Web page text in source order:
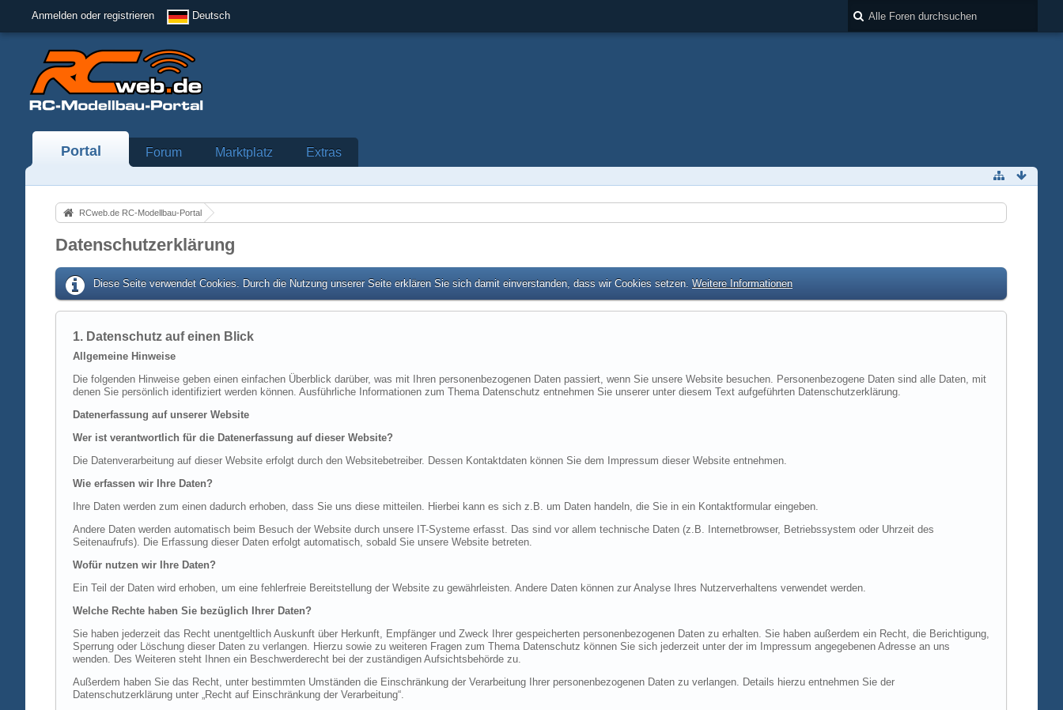
Anmelden oder registrieren Deutsch
Portal Forum Marktplatz Extras
RCweb.de RC-Modellbau-Portal
Datenschutzerklärung
Diese Seite verwendet Cookies. Durch die Nutzung unserer Seite erklären Sie sich damit einverstanden, dass wir Cookies setzen. Weitere Informationen
1. Datenschutz auf einen Blick
Allgemeine Hinweise
Die folgenden Hinweise geben einen einfachen Überblick darüber, was mit Ihren personenbezogenen Daten passiert, wenn Sie unsere Website besuchen. Personenbezogene Daten sind alle Daten, mit
denen Sie persönlich identifiziert werden können. Ausführliche Informationen zum Thema Datenschutz entnehmen Sie unserer unter diesem Text aufgeführten Datenschutzerklärung.
Datenerfassung auf unserer Website
Wer ist verantwortlich für die Datenerfassung auf dieser Website?
Die Datenverarbeitung auf dieser Website erfolgt durch den Websitebetreiber. Dessen Kontaktdaten können Sie dem Impressum dieser Website entnehmen.
Wie erfassen wir Ihre Daten?
Ihre Daten werden zum einen dadurch erhoben, dass Sie uns diese mitteilen. Hierbei kann es sich z.B. um Daten handeln, die Sie in ein Kontaktformular eingeben.
Andere Daten werden automatisch beim Besuch der Website durch unsere IT-Systeme erfasst. Das sind vor allem technische Daten (z.B. Internetbrowser, Betriebssystem oder Uhrzeit des
Seitenaufrufs). Die Erfassung dieser Daten erfolgt automatisch, sobald Sie unsere Website betreten.
Wofür nutzen wir Ihre Daten?
Ein Teil der Daten wird erhoben, um eine fehlerfreie Bereitstellung der Website zu gewährleisten. Andere Daten können zur Analyse Ihres Nutzerverhaltens verwendet werden.
Welche Rechte haben Sie bezüglich Ihrer Daten?
Sie haben jederzeit das Recht unentgeltlich Auskunft über Herkunft, Empfänger und Zweck Ihrer gespeicherten personenbezogenen Daten zu erhalten. Sie haben außerdem ein Recht, die Berichtigung,
Sperrung oder Löschung dieser Daten zu verlangen. Hierzu sowie zu weiteren Fragen zum Thema Datenschutz können Sie sich jederzeit unter der im Impressum angegebenen Adresse an uns
wenden. Des Weiteren steht Ihnen ein Beschwerderecht bei der zuständigen Aufsichtsbehörde zu.
Außerdem haben Sie das Recht, unter bestimmten Umständen die Einschränkung der Verarbeitung Ihrer personenbezogenen Daten zu verlangen. Details hierzu entnehmen Sie der
Datenschutzerklärung unter „Recht auf Einschränkung der Verarbeitung“.